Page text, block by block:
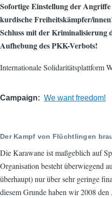
Sofortige Einstellung der
kurdische Freiheitskämpfer/
Schluss mit der Kriminalisierung
Aufhebung des PKK-Verbots!
Internationale Solidaritätsplattform
Campaign We want freedom!
Der Kampf von Flüchtlingen
Die Karawane ist maßgeblich auf
Organisation besteht überwiegend
überhaupt) nur über sehr geringe
diesem Grunde haben wir 2008